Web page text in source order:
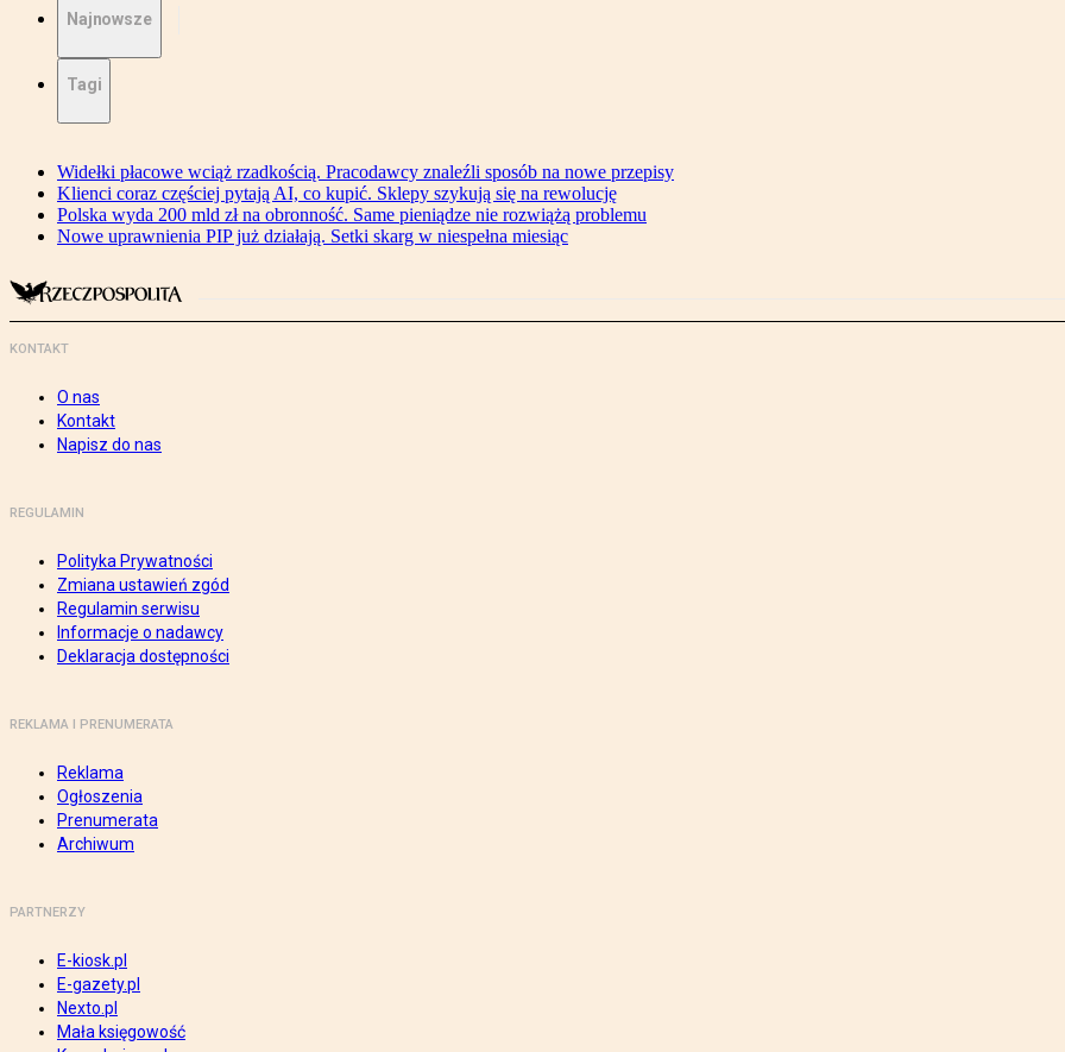
Najnowsze
Tagi
Widełki płacowe wciąż rzadkością. Pracodawcy znaleźli sposób na nowe przepisy
Klienci coraz częściej pytają AI, co kupić. Sklepy szykują się na rewolucję
Polska wyda 200 mld zł na obronność. Same pieniądze nie rozwiążą problemu
Nowe uprawnienia PIP już działają. Setki skarg w niespełna miesiąc
KONTAKT
O nas
Kontakt
Napisz do nas
REGULAMIN
Polityka Prywatności
Zmiana ustawień zgód
Regulamin serwisu
Informacje o nadawcy
Deklaracja dostępności
REKLAMA I PRENUMERATA
Reklama
Ogłoszenia
Prenumerata
Archiwum
PARTNERZY
E-kiosk.pl
E-gazety.pl
Nexto.pl
Mała księgowość